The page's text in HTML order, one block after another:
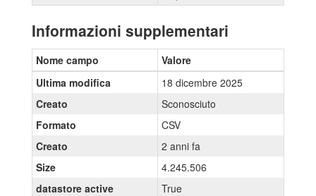
Informazioni supplementari
Nome campo
Valore
Ultima modifica
18 dicembre 2025
Creato
Sconosciuto
Formato
CSV
Creato
2 anni fa
Size
4.245.506
datastore active
True